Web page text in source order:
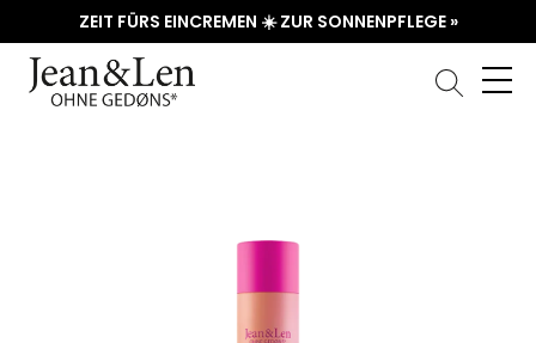
ZEIT FÜRS EINCREMEN ☀️ ZUR SONNENPFLEGE »